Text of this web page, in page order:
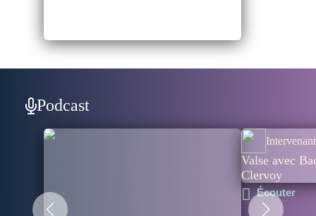
Podcast
Intervenant
Valse avec
Clervoy
Écouter